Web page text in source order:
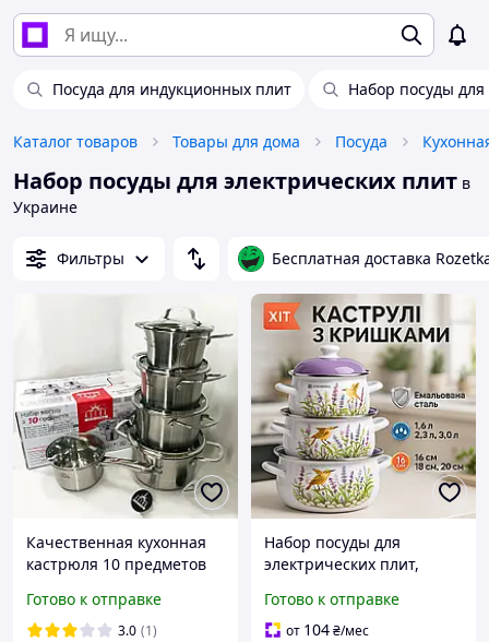
Посуда для индукционных плит Набор посуды
Каталог товаров Товары для дома Посуда
Набор посуды для электрических плит в
Украине
Фильтры Бесплатная доставка
Качественная кухонная
кастрюля 10 предметов
WK-907 современный
дизайн BZN
Готово к отправке
3.0 (1)
Набор посуды для
электрических плит,
кастрюль, Хорошие
кастрюли WM-12
Готово к отправке
от 104₴/мес